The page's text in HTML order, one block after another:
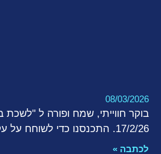
08/03/2026
בוקר חווייתי, שמח ופורה ל "לשכת
17/2/26. התכנסנו כדי לשוחח על עקרונות
לכתבה »